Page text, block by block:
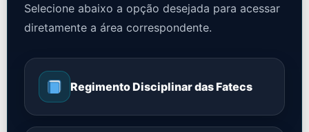
Selecione abaixo a opção desejada para acessar
diretamente a área correspondente.
Regimento Disciplinar das Fatecs